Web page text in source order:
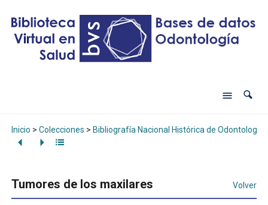
Inicio > Colecciones > Bibliografía Nacional Histórica de Odontología
Tumores de los maxilares Volver